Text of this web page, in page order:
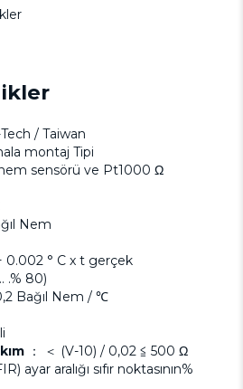
/ Taiwan
montaj Tipi
nem sensörü ve Pt1000 Ω
Nem
0.002 ° C x t gerçek
.% 80)
Bağıl Nem / ℃
： ＜ (V-10) / 0,02 ≦ 500 Ω
ayar aralığı sıfır noktasının%